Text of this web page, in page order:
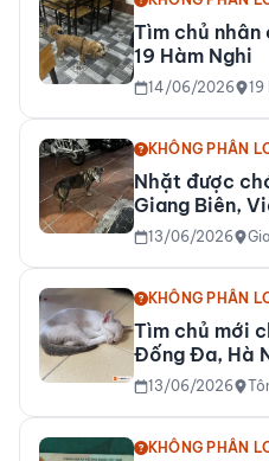
Tìm chủ
19 Hàm Nghi
14/06/2026 19
KHÔNG PHÂN
Nhặt được
Giang Biên,
13/06/2026
KHÔNG PHÂN
Tìm chủ mới
Đống Đa, Hà
13/06/2026
KHÔNG PHÂN